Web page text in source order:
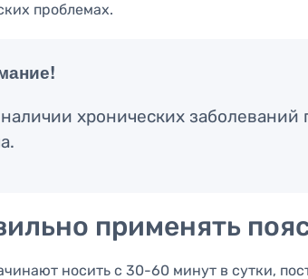
проблемах.
хронических
применять
носить с 30-60 минут в сутки,